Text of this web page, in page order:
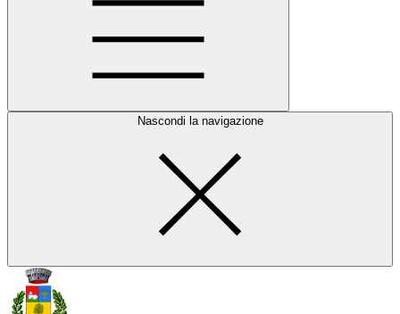
Nascondi la navigazione